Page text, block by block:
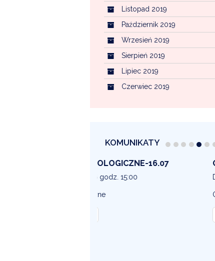
Listopad 2019
Październik 2019
Wrzesień 2019
Sierpień 2019
Lipiec 2019
Czerwiec 2019
KOMUNIKATY
OSTRZEŻENIE
Data dodania: 16.07.2026 godz.
OSTRZEŻENIE